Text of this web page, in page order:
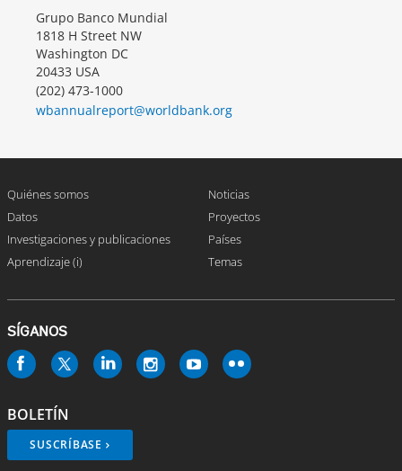
Grupo Banco Mundial
1818 H Street NW
Washington DC
20433 USA
(202) 473-1000
wbannualreport@worldbank.org
Quiénes somos
Datos
Investigaciones y publicaciones
Aprendizaje (i)
Noticias
Proyectos
Países
Temas
SÍGANOS
BOLETÍN
SUSCRÍBASE